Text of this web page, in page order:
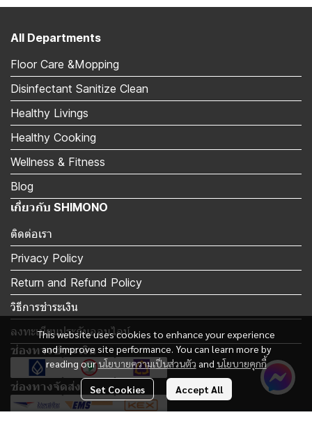
This website uses cookies to enhance your experience
and improve site performance. You can learn more by
reading ourนโยบายความเป็นส่วนตัว and นโยบายคุกกี้
Set Cookies Accept All
All Departments
Floor Care &Mopping
Disinfectant Sanitize Clean
Healthy Livings
Healthy Cooking
Wellness & Fitness
Blog
เกี่ยวกับ SHIMONO
ติดต่อเรา
Privacy Policy
Return and Refund Policy
วิธีการชำระเงิน
ลงทะเบียนประกันออนไลน์
ช่องทางชำระเงิน
ช่องทางจัดส่ง